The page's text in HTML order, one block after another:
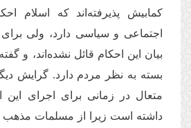
کمابیش پذیرفته‌اند که اسلام
اجتماعی و سیاسی دارد، ولی
بیان این احکام قائل نشده‌اند، و
بسته به نظر مردم دارد. گرایش
متعال در زمانی برای اجرای این
داشته است زیرا از مسلمات مذهب